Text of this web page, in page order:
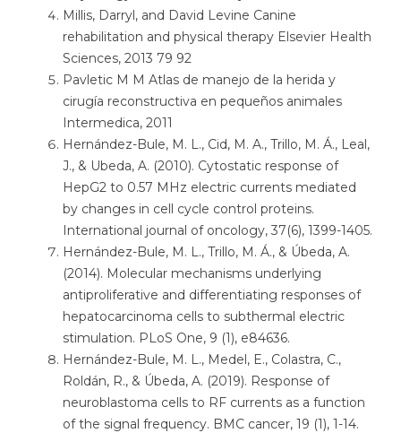
Millis, Darryl, and David Levine Canine
rehabilitation and physical therapy Elsevier Health
Sciences, 2013 79 92
Pavletic M M Atlas de manejo de la herida y
cirugía reconstructiva en pequeños animales
Intermedica, 2011
Hernández-Bule, M. L., Cid, M. A., Trillo, M. Á., Leal,
J., & Ubeda, A. (2010). Cytostatic response of
HepG2 to 0.57 MHz electric currents mediated
by changes in cell cycle control proteins.
International journal of oncology, 37(6), 1399-1405.
Hernández-Bule, M. L., Trillo, M. Á., & Úbeda, A.
(2014). Molecular mechanisms underlying
antiproliferative and differentiating responses of
hepatocarcinoma cells to subthermal electric
stimulation. PLoS One, 9 (1), e84636.
Hernández-Bule, M. L., Medel, E., Colastra, C.,
Roldán, R., & Úbeda, A. (2019). Response of
neuroblastoma cells to RF currents as a function
of the signal frequency. BMC cancer, 19 (1), 1-14.